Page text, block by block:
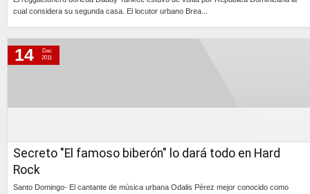
cual considera su segunda casa. El locutor urbano Brea...
Secreto "El famoso biberón" lo dará todo en Hard
Rock
Santo Domingo- El cantante de música urbana Odalis Pérez mejor conocido como
14
Dec
2011